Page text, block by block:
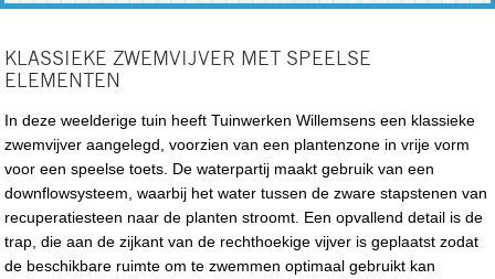
KLASSIEKE ZWEMVIJVER MET SPEELSE
ELEMENTEN
In deze weelderige tuin heeft Tuinwerken Willemsens een klassieke
zwemvijver aangelegd, voorzien van een plantenzone in vrije vorm
voor een speelse toets. De waterpartij maakt gebruik van een
downflowsysteem, waarbij het water tussen de zware stapstenen van
recuperatiesteen naar de planten stroomt. Een opvallend detail is de
trap, die aan de zijkant van de rechthoekige vijver is geplaatst zodat
de beschikbare ruimte om te zwemmen optimaal gebruikt kan